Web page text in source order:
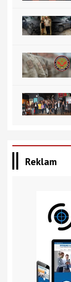
Reklam